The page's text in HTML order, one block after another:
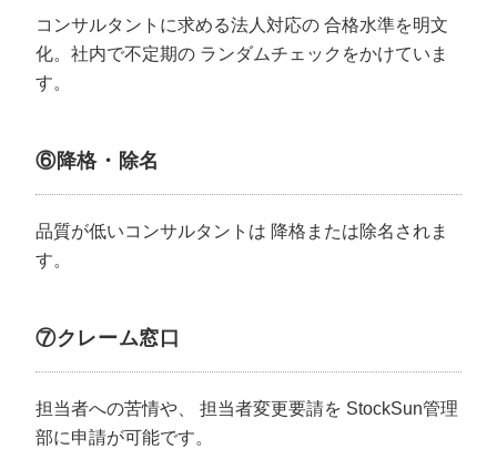
コンサルタントに求める法人対応の 合格水準を明文
化。社内で不定期の ランダムチェックをかけていま
す。
⑥降格・除名
品質が低いコンサルタントは 降格または除名されま
す。
⑦クレーム窓口
担当者への苦情や、 担当者変更要請を StockSun管理
部に申請が可能です。